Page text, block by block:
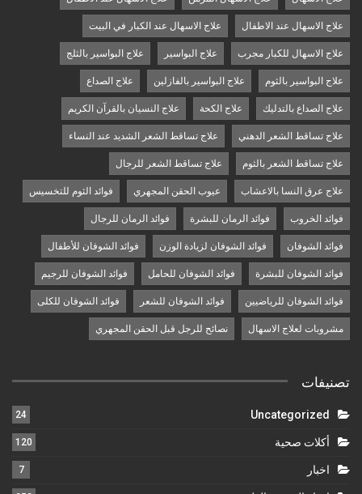
علاج الاسهال عند الاطفال علاج الاسهال عند الكبار في البيت
علاج الاسهال للكبار مجرب علاج البواسير علاج البواسير بالثلج
علاج البواسير بالثوم علاج البواسير بالفازلين علاج الصداع
علاج الصداع بالتدليك علاج الكحة علاج النسيان بالقرآن الكريم
علاج تساقط الشعر الدهني علاج تساقط الشعر الشديد عند النساء
علاج تساقط الشعر بالثوم علاج تساقط الشعر للرجال
علاج عرق النسا بالاعشاب عيوب الحقن المجهري فوائد الثوم للتخسيس
فوائد الخروب فوائد الرمان للبشرة فوائد الرمان للرجال
فوائد الشوفان فوائد الشوفان لزيادة الوزن فوائد الشوفان للأطفال
فوائد الشوفان للبشرة فوائد الشوفان للحامل فوائد الشوفان للرجيم
فوائد الشوفان للرياضيين فوائد الشوفان للشعر فوائد الشوفان للكلى
مشروبات لعلاج الاسهال نصائح للرجل قبل الحقن المجهري
تصنيفات
Uncategorized
24
أكلات صحية 120
اخبار 7